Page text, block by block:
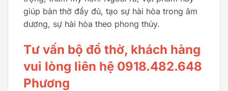
giúp bàn thờ đầy đủ, tạo sự hài hòa trong âm
dương, sự hài hòa theo phong thủy.
Tư vấn bộ đồ thờ, khách hàng
vui lòng liên hệ 0918.482.648
Phương